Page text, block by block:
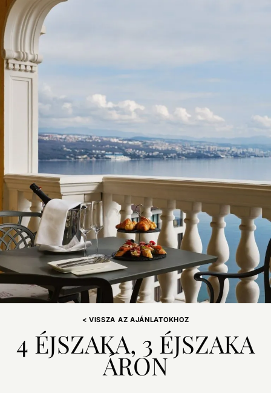
< VISSZA AZ AJÁNLATOKHOZ
4 ÉJSZAKA, 3 ÉJSZAKA
ÁRON